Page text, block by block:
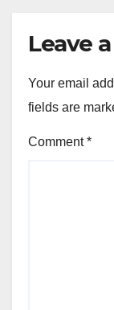
Leave
Your email
fields are
Comment*